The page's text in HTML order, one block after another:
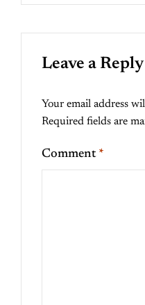
Leave a Reply
Your email address
Required fields are
Comment *